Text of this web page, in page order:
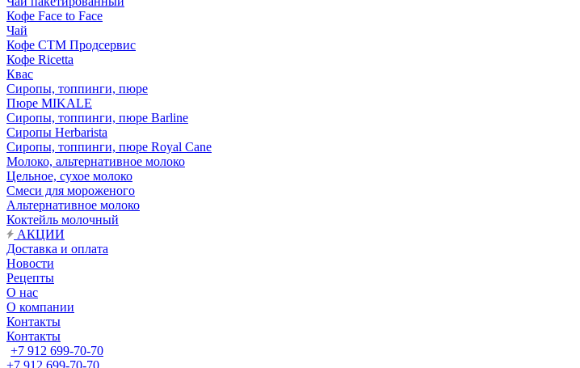
Кофе Face to Face
Чай
Кофе СТМ Продсервис
Кофе Ricetta
Квас
Сиропы, топпинги, пюре
Пюре MIKALE
Сиропы, топпинги, пюре Barline
Сиропы Herbarista
Сиропы, топпинги, пюре Royal Cane
Молоко, альтернативное молоко
Цельное, сухое молоко
Смеси для мороженого
Альтернативное молоко
Коктейль молочный
АКЦИИ
Доставка и оплата
Новости
Рецепты
О нас
О компании
Контакты
Контакты
+7 912 699-70-70
+7 912 699-70-70